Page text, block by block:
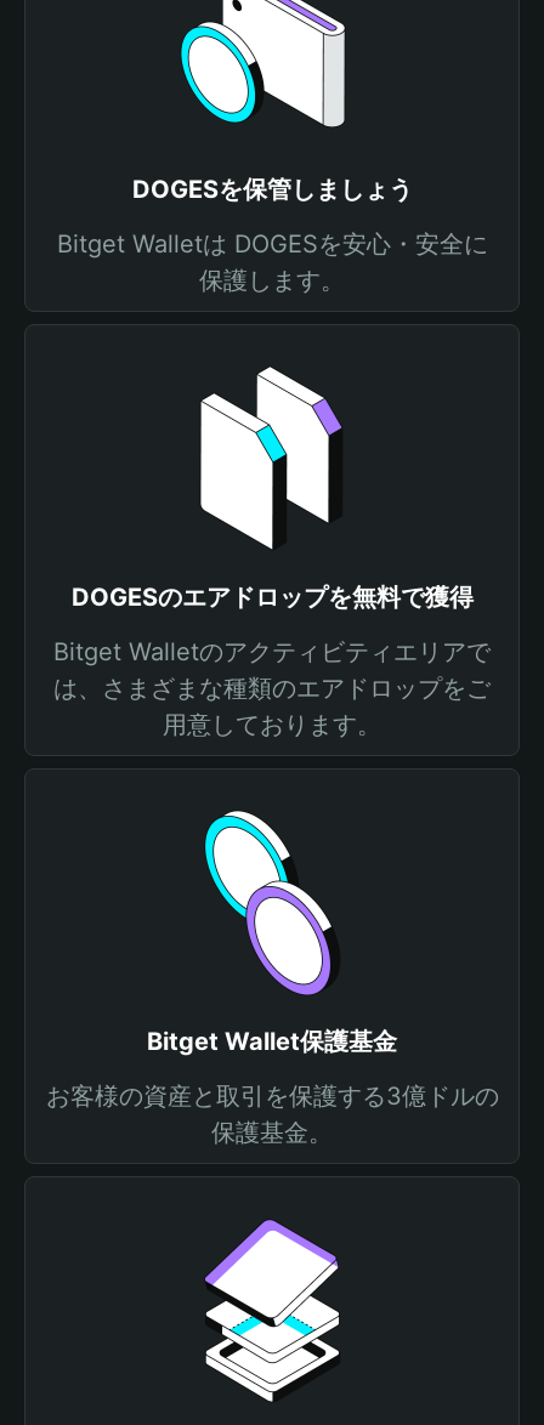
DOGESを保管しましょう
Bitget Walletは DOGESを安心・安全に
保護します。
DOGESのエアドロップを無料で獲得
Bitget Walletのアクティビティエリアで
は、さまざまな種類のエアドロップをご
用意しております。
Bitget Wallet保護基金
お客様の資産と取引を保護する3億ドルの
保護基金。